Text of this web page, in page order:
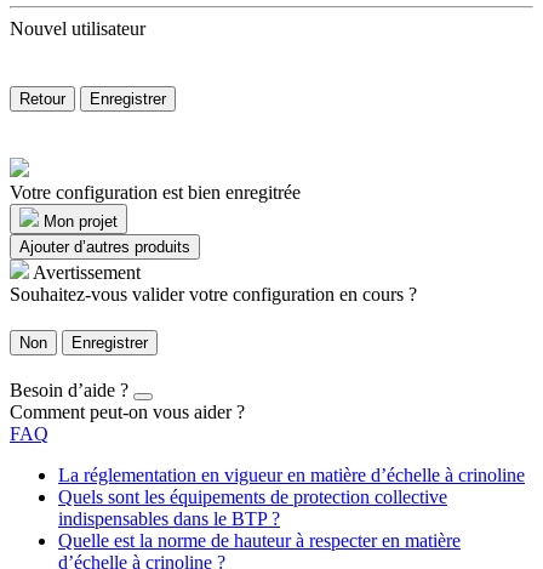
Nouvel utilisateur
Retour Enregistrer
Votre configuration est bien enregitrée
Mon projet
Ajouter d’autres produits
Avertissement
Souhaitez-vous valider votre configuration en cours ?
Non Enregistrer
Besoin d’aide ?
Comment peut-on vous aider ?
FAQ
La réglementation en vigueur en matière d’échelle à crinoline
Quels sont les équipements de protection collective
indispensables dans le BTP ?
Quelle est la norme de hauteur à respecter en matière
d’échelle à crinoline ?